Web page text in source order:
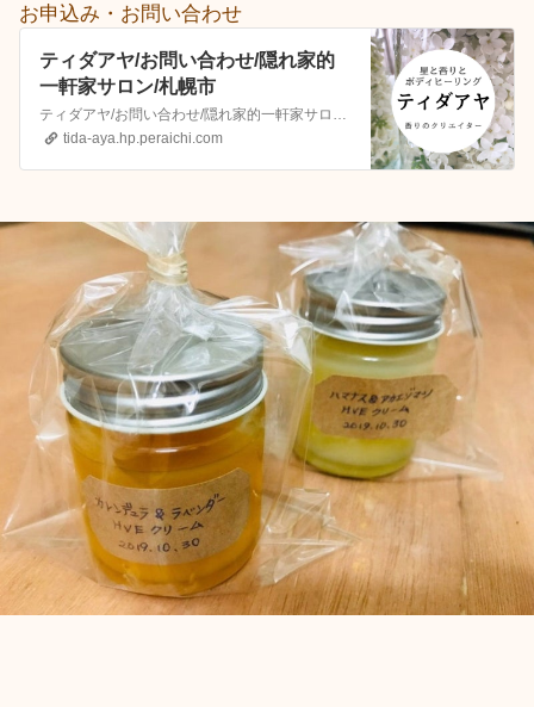
お申込み・お問い合わせ
ティダアヤ/お問い合わせ/隠れ家的
一軒家サロン/札幌市
ティダアヤ/お問い合わせ/隠れ家的一軒家サロン/札幌市/トリートメント/ロミロミ/リフレ/ヒーリング/嗅覚反応分析/占星術/ハーブ蒸留/カプセル蒸留/アロマ/フレグランス/調香
tida-aya.hp.peraichi.com